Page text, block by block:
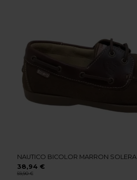
NAUTICO BICOLOR MARRON SOLERA
38,94 €
59,90 €